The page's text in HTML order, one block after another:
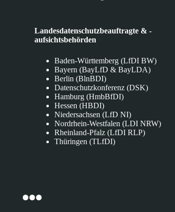
Landesdatenschutzbeauftragte & -
aufsichtsbehörden
Baden-Württemberg (LfDI BW)
Bayern (BayLfD & BayLDA)
Berlin (BlnBDI)
Datenschutzkonferenz (DSK)
Hamburg (HmbBfDI)
Hessen (HBDI)
Niedersachsen (LfD NI)
Nordrhein-Westfalen (LDI NRW)
Rheinland-Pfalz (LfDI RLP)
Thüringen (TLfDI)